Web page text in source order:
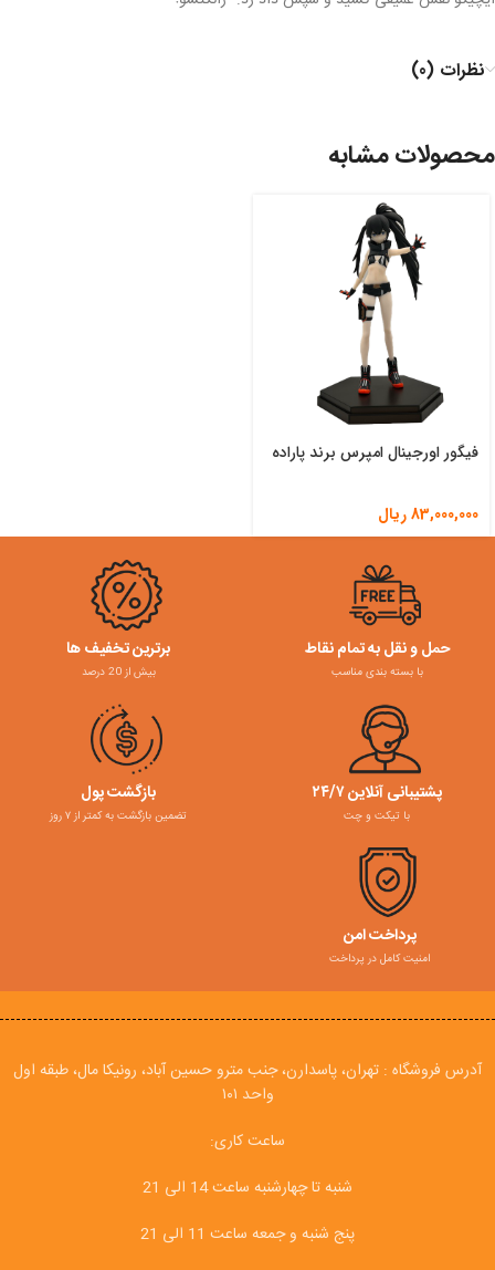
نظرات (0)
محصولات مشابه
فیگور اورجینال امپرس برند پاراده
83,000,000ریال
حمل و نقل به تمام نقاط
با بسته بندی مناسب
برترین تخفیف ها
بیش از 20 درصد
پشتیبانی آنلاین ۲۴/۷
با تیکت و چت
بازگشت پول
تضمین بازگشت به کمتر از ۷ روز
پرداخت امن
امنیت کامل در پرداخت
آدرس فروشگاه : تهران، پاسدارن، جنب مترو حسین آباد، رونیکا مال، طبقه اول
واحد ۱۰۱
ساعت کاری:
شنبه تا چهارشنبه ساعت 14 الی 21
پنج شنبه و جمعه ساعت 11 الی 21